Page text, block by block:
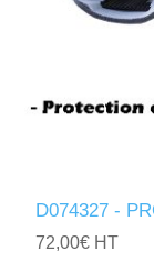
D074327 -
72,00€ HT